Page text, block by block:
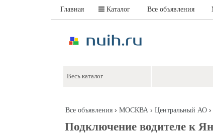
Главная Каталог Все объявления
Все объявления› МОСКВА › Центральный АО›
Подключение водителе к